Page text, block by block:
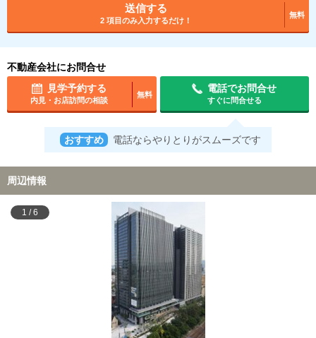
送信する
2 項目のみ入力するだけ！
無料
不動産会社にお問合せ
見学予約する
内見・お店訪問の相談
無料
電話でお問合せ
すぐに問合せる
おすすめ 電話ならやりとりがスムーズです
周辺情報
1 /6